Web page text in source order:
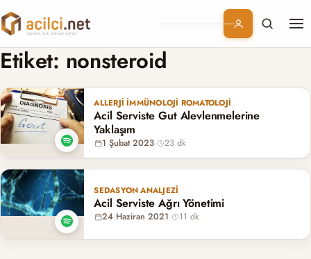
Branşlar
Konular
Abonelik
Etiket: nonsteroid
ALLERJI İMMÜNOLOJI ROMATOLOJI
Acil Serviste Gut Alevlenmelerine
Yaklaşım
1 Şubat 2023· 23 dk
SEDASYON ANALJEZI
Acil Serviste Ağrı Yönetimi
24 Haziran 2021· 11 dk